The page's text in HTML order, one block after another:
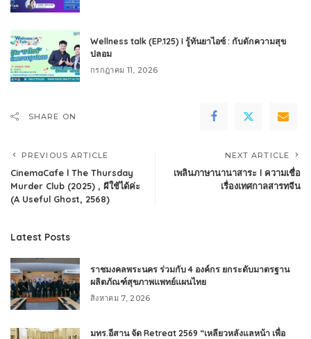
Wellness talk (EP.125) I รู้ทันยาไอซ์ : กับดักความสุข
ปลอม
กรกฎาคม 11, 2026
SHARE ON
PREVIOUS ARTICLE
CinemaCafe l The Thursday
Murder Club (2025) , ผีใช้ได้ค่ะ
(A Useful Ghost, 2568)
NEXT ARTICLE
เพลินภาษานานาสาระ l ความเชื่อ
เรื่องเทศกาลสารทจีน
Latest Posts
ราชมงคลพระนคร ร่วมกับ 4 องค์กร ยกระดับมาตรฐาน
ผลิตภัณฑ์สุขภาพแพทย์แผนไทย
สิงหาคม 7, 2026
มทร.อีสาน จัด Retreat 2569 “เหลียวหลังแลหน้า เพื่อ